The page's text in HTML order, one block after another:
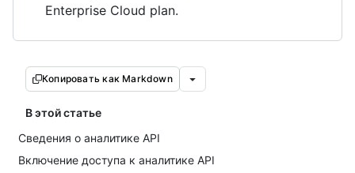
Enterprise Cloud plan.
Копировать как Markdown
В этой статье
Сведения о аналитике API
Включение доступа к аналитике API